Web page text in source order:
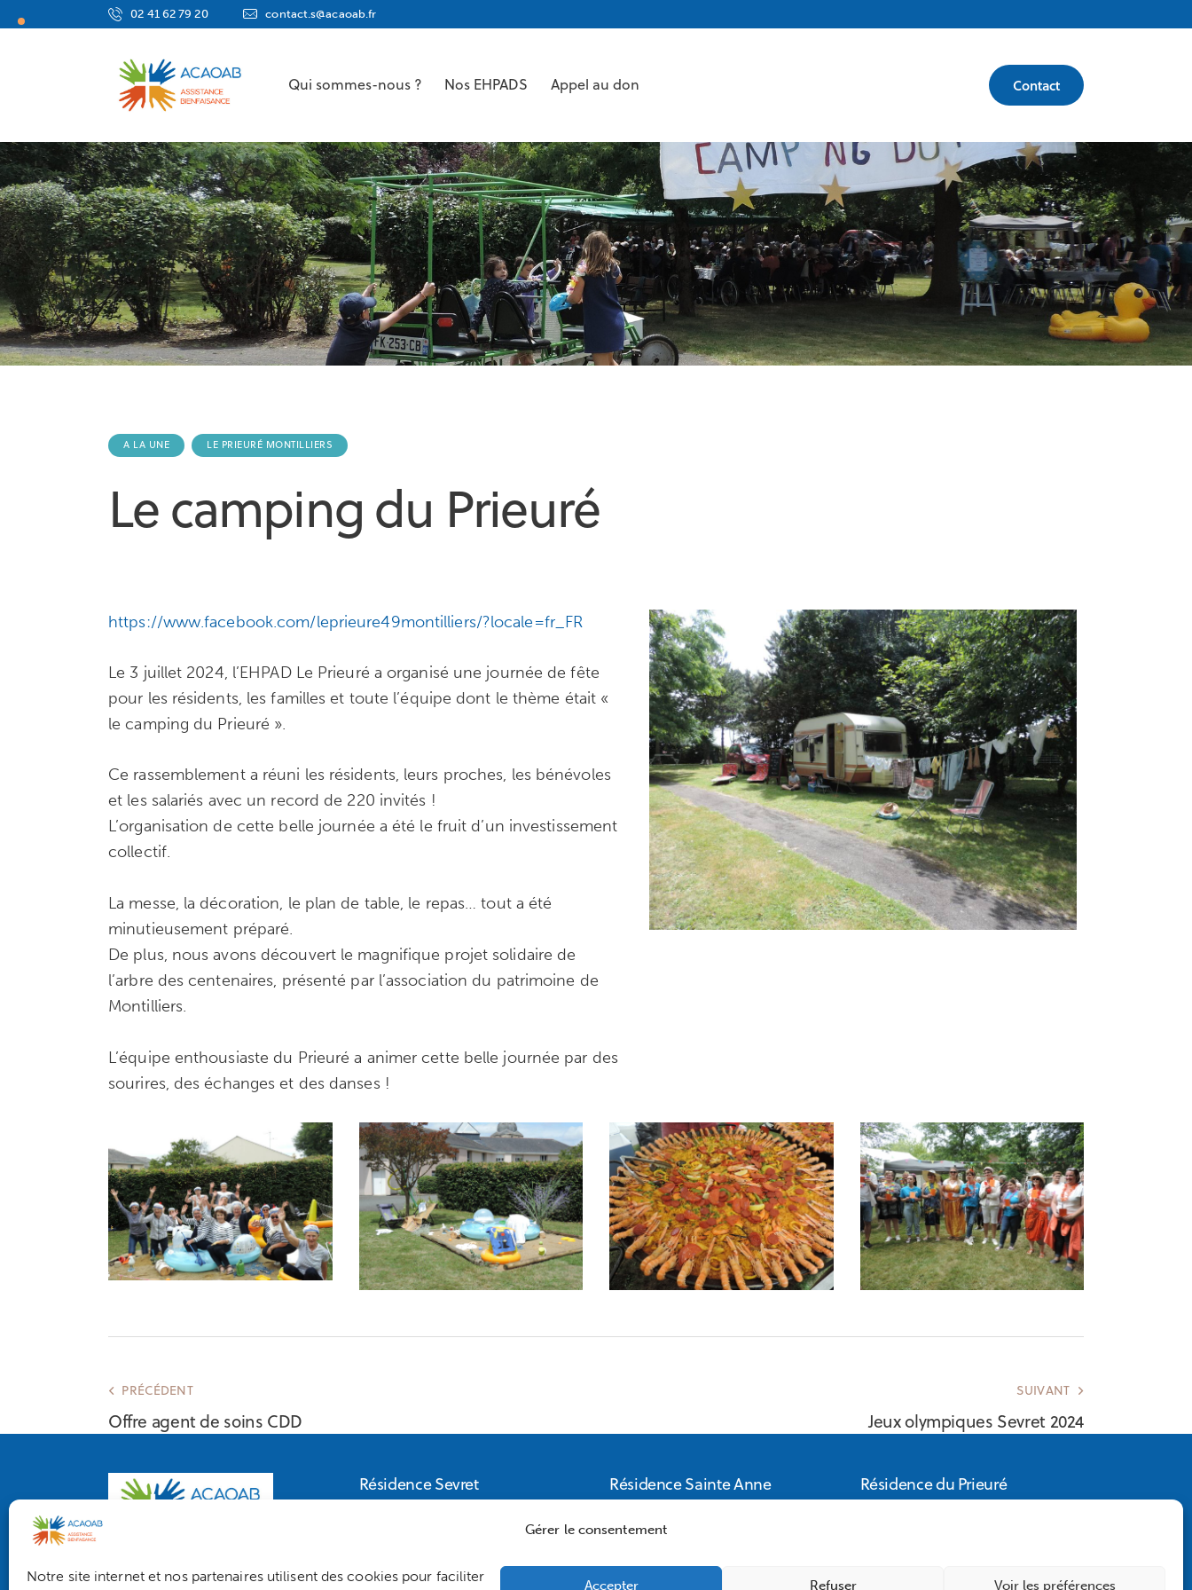
Gérer le consentement
Notre site internet et nos partenaires utilisent des cookies pour faciliter
Accepter Refuser Voir les préférences
02 41 62 79 20 contact.s@acaoab.fr
Qui sommes-nous ? Nos EHPADS Appel au don Contact
A LA UNE LE PRIEURÉ MONTILLIERS
Le camping du Prieuré
https://www.facebook.com/leprieure49montilliers/?locale=fr_FR
Le 3 juillet 2024, l’EHPAD Le Prieuré a organisé une journée de fête
pour les résidents, les familles et toute l’équipe dont le thème était «
le camping du Prieuré ».
Ce rassemblement a réuni les résidents, leurs proches, les bénévoles
et les salariés avec un record de 220 invités !
L’organisation de cette belle journée a été le fruit d’un investissement
collectif.
La messe, la décoration, le plan de table, le repas… tout a été
minutieusement préparé.
De plus, nous avons découvert le magnifique projet solidaire de
l’arbre des centenaires, présenté par l’association du patrimoine de
Montilliers.
L’équipe enthousiaste du Prieuré a animer cette belle journée par des
sourires, des échanges et des danses !
PRÉCÉDENT
Offre agent de soins CDD
SUIVANT
Jeux olympiques Sevret 2024
5 rue du haut pressoir
Résidence Sevret
ACAOAB – EHPAD SEVRET
49120 Chémillé-en-anjou
Résidence Sainte Anne
ACAOAB – EHPAD SAINTE
2, rue du Bourg Joly 49125
Résidence du Prieuré
1 place de l’abbaye